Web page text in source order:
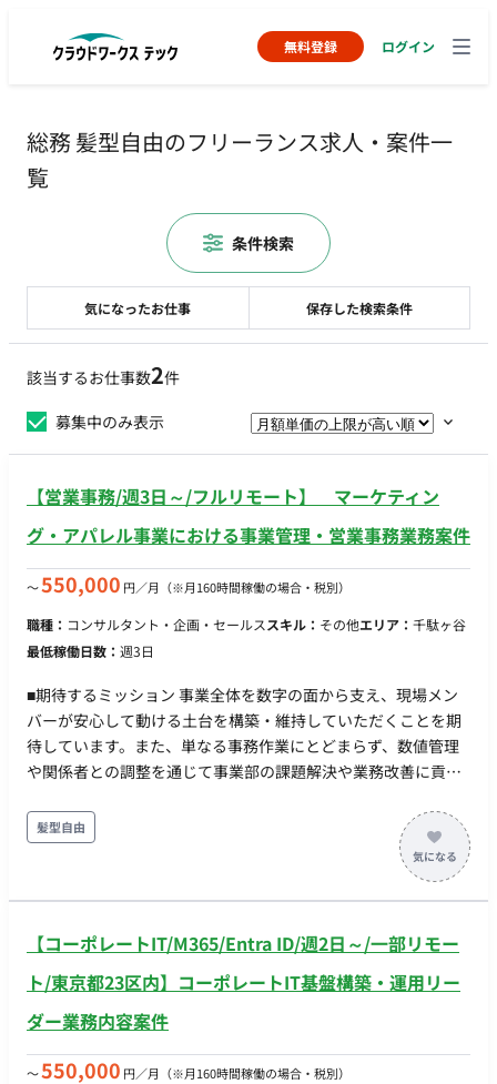
無料登録 ログイン
総務 髪型自由のフリーランス求人・案件一
覧
該当するお仕事数2件
募集中のみ表示
【営業事務/週3日～/フルリモート】 マーケティン
グ・アパレル事業における事業管理・営業事務業務案件
〜550,000 円／月 （※月160時間稼働の場合・税別）
職種： コンサルタント・企画・セールススキル： その他エリア： 千駄ヶ谷
最低稼働日数： 週3日
■期待するミッション 事業全体を数字の面から支え、現場メン
バーが安心して動ける土台を構築・維持していただくことを期
待しています。また、単なる事務作業にとどまらず、数値管理
や関係者との調整を通じて事業部の課題解決や業務改善に貢献
書作成、入金・支払タイミングの管理 ・PL/CFの管理、案件管
理表の精緻化 ・発注/契約状況の管理、契約締結に伴う事務手続
き、各種申請 ・クライアント情報・案件情報の管理 ・各案件の
予算と進捗をトラッキングし、ズレや遅れの兆候を早期に検知
業の数字を理解した上での提案・改善 ・ディビジョンの課題を
特定し、マネジメント・コーポレートと調整して解決を前に進
髪型自由
【コーポレートIT/M365/Entra ID/週2日～/一部リモー
ト/東京都23区内】コーポレートIT基盤構築・運用リー
ダー業務内容案件
〜550,000 円／月 （※月160時間稼働の場合・税別）
気になったお仕事 保存した検索条件
条件検索